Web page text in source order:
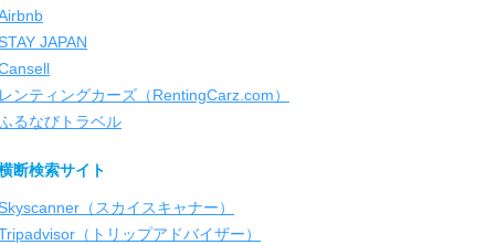
JAPAN
レンティングカーズ（RentingCarz.com）
るなびトラベル
断検索サイト
（スカイスキャナー）
（トリップアドバイザー）